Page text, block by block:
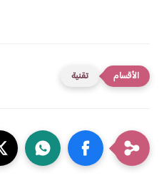
تقنية